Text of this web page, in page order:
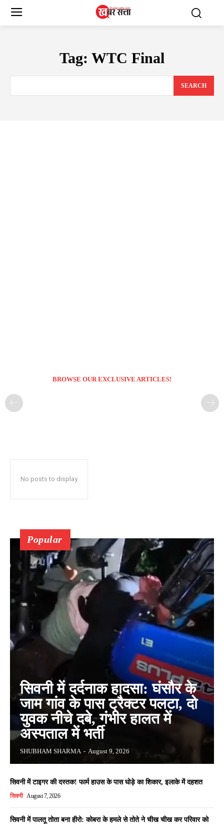
Tag: WTC Final
SEARCH
BROWSE OUR EXCLUSIVE ARTICLES!
No posts to display
Popular
सिवनी में दर्दनाक हादसा: घंसौर के
जाम गांव के पास ट्रैक्टर पलटा, दो
युवक नीचे दबे, गंभीर हालत में
अस्पताल में भर्ती
SHUBHAM SHARMA - August 9, 2026
सिवनी में टाइगर की दस्तक! फार्म हाउस के पास घोड़े का शिकार, इलाके में दहशत
सिवनी August 7, 2026
सिवनी में पालतू तोता बना हीरो: कोबरा के हमले से तोते ने चीख चीख कर परिवार को